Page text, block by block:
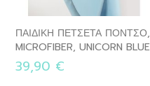
ΠΑΙΔΙΚΗ ΠΕΤΣΕΤΑ ΠΟΝΤΣΟ,
MICROFIBER, UNICORN BLUE
39,90 €